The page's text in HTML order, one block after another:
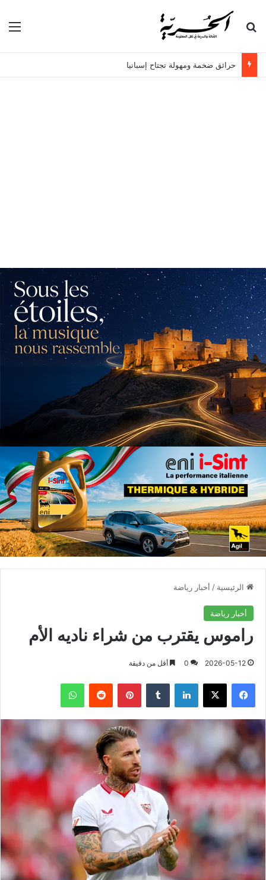
بحث عن
حرائق ضخمة ومهولة تجتاح إسبانيا
الرئيسية / أخبار رياضة
أخبار رياضة
راموس يقترب من شراء ناديه الأم
2026-05-12
0 أقل من دقيقة
فيسبوك X لينكدإن بينتيريست واتساب